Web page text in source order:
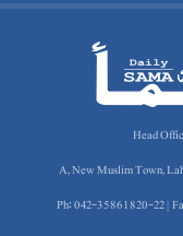
Head
Ph: 042-35861820-22 |